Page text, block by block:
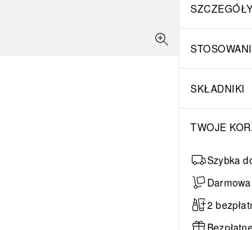
SKŁADNIKI
TWOJE
Szybka
2